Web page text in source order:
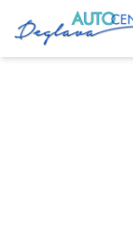
Главная Услуги